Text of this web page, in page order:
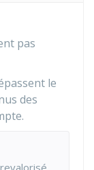
pas
le
des